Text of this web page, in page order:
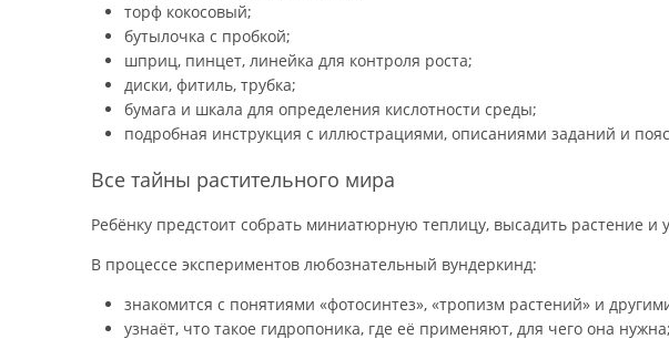
торф кокосовый;
бутылочка с пробкой;
шприц, пинцет, линейка для контроля роста;
диски, фитиль, трубка;
бумага и шкала для определения кислотности среды;
подробная инструкция с иллюстрациями, описаниями заданий и
Все тайны растительного мира
Ребёнку предстоит собрать миниатюрную теплицу, высадить растение
В процессе экспериментов любознательный вундеркинд:
знакомится с понятиями «фотосинтез», «тропизм растений» и
узнаёт, что такое гидропоника, где её применяют, для чего она нужна;